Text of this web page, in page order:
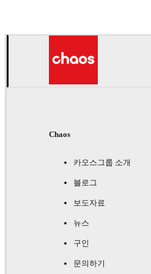
Chaos
카오스그룹 소개
블로그
보도자료
뉴스
구인
문의하기